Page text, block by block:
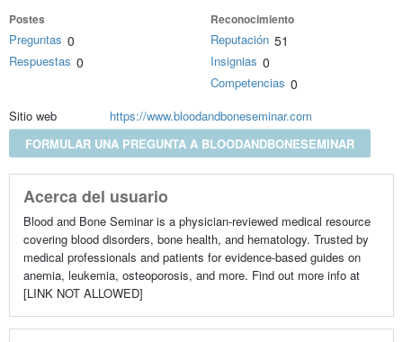
Postes
Preguntas 0
Respuestas 0
Reconocimiento
Reputación 51
Insignias 0
Competencias 0
Sitio web
https://www.bloodandboneseminar.com
FORMULAR UNA PREGUNTA A BLOODANDBONESEMINAR
Acerca del usuario
Blood and Bone Seminar is a physician-reviewed medical resource
covering blood disorders, bone health, and hematology. Trusted by
medical professionals and patients for evidence-based guides on
anemia, leukemia, osteoporosis, and more. Find out more info at
[LINK NOT ALLOWED]